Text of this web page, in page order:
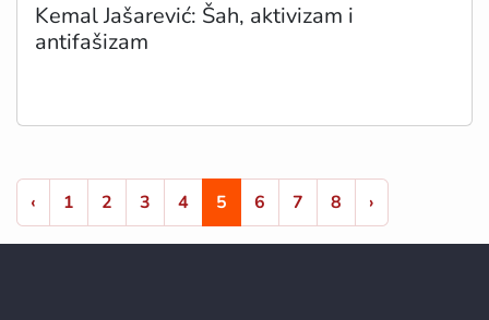
Kemal Jašarević: Šah, aktivizam i
antifašizam
‹ 1 2 3 4 5 6 7 8 ›